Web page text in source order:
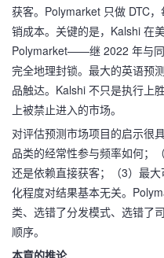
获客。Polymarket 只做 DTC
销成本。关键的是，Kalshi 在
Polymarket——继 2022 年与
完全地理封锁。最大的英语预
品触达。Kalshi 不只是执行上
上被禁止进入的市场。
对评估预测市场项目的启示很
品类的经常性参与频率如何；
还是依赖直接获客；（3）最
化程度对结果基本无关。
类、选错了分发模式、选错
顺序。
本章的推论